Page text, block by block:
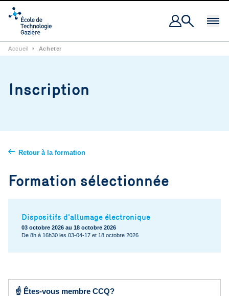
Ouvrir
Accueil ⏵ Acheter
Inscription
Retour à la formation
Formation sélectionnée
Dispositifs d'allumage électronique
03 octobre 2026 au 18 octobre 2026
De 8h à 16h30 les 03-04-17 et 18 octobre 2026
☝️ Êtes-vous membre CCQ?